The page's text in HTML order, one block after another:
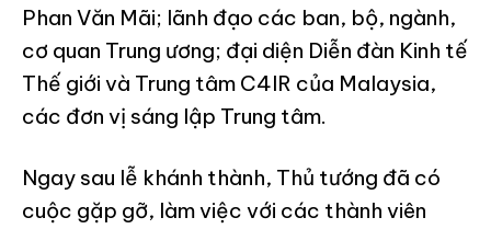
Phan Văn Mãi; lãnh đạo các ban, bộ, ngành,
cơ quan Trung ương; đại diện Diễn đàn Kinh tế
Thế giới và Trung tâm C4IR của Malaysia,
các đơn vị sáng lập Trung tâm.
Ngay sau lễ khánh thành, Thủ tướng đã có
cuộc gặp gỡ, làm việc với các thành viên